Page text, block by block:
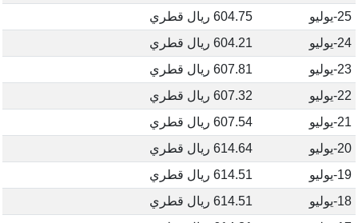
25-يوليو
604.75 ريال قطري
24-يوليو
604.21 ريال قطري
23-يوليو
607.81 ريال قطري
22-يوليو
607.32 ريال قطري
21-يوليو
607.54 ريال قطري
20-يوليو
614.64 ريال قطري
19-يوليو
614.51 ريال قطري
18-يوليو
614.51 ريال قطري